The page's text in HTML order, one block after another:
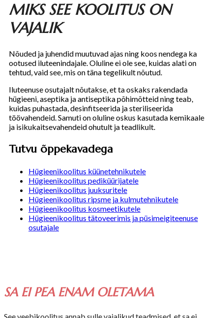
MIKS SEE KOOLITUS ON
VAJALIK
Nõuded ja juhendid muutuvad ajas ning koos nendega ka
ootused iluteenindajale. Oluline ei ole see, kuidas alati on
tehtud, vaid see, mis on täna tegelikult nõutud.
Iluteenuse osutajalt nõutakse, et ta oskaks rakendada
hügieeni, aseptika ja antiseptika põhimõtteid ning teab,
kuidas puhastada, desinfitseerida ja steriliseerida
töövahendeid. Samuti on oluline oskus kasutada kemikaale
ja isikukaitsevahendeid ohutult ja teadlikult.
Tutvu õppekavadega
Hügieenikoolitus küünetehnikutele
Hügieenikoolitus pediküürijatele
Hügieenikoolitus juuksuritele
Hügieenikoolitus ripsme ja kulmutehnikutele
Hügieenikoolitus kosmeetikutele
Hügieenikoolitus tätoveerimis ja püsimeigiteenuse
osutajale
SA EI PEA ENAM OLETAMA